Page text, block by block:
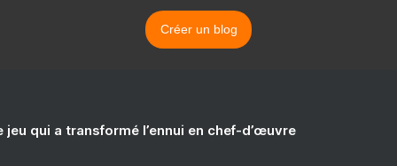
Créer un blog
jeu qui a transformé l’ennui en chef-d’œuvre